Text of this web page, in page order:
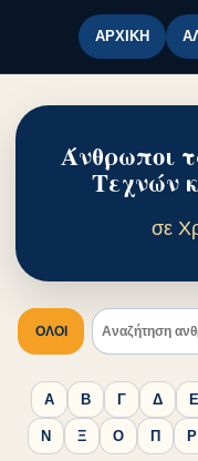
ΑΡΧΙΚΉ
Άνθρωποι
Τεχνών
σε
ΟΛΟΙ
Α Β Γ Δ Ε
Ν Ξ Ο Π Ρ